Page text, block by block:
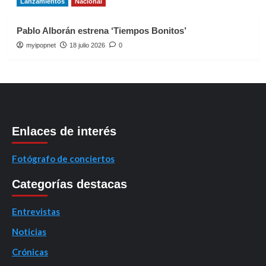
Lanzamientos Nacional
Pablo Alborán estrena ‘Tiempos Bonitos’
myipopnet 18 julio 2026 0
Enlaces de interés
Fotógrafo de conciertos
Categorías destacas
Entrevistas
Noticias
Crónicas